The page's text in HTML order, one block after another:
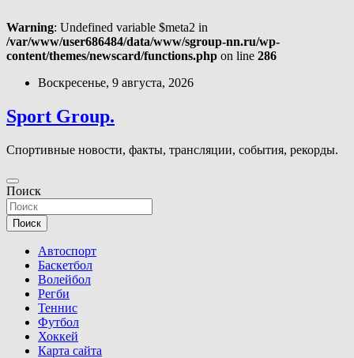
Warning: Undefined variable $meta2 in
/var/www/user686484/data/www/sgroup-nn.ru/wp-
content/themes/newscard/functions.php on line 286
Перейти
содержимому
Воскресенье, 9 августа, 2026
Sport Group.
Спортивные новости, факты, трансляции, события, рекорды.
Поиск
Поиск
Автоспорт
Баскетбол
Волейбол
Регби
Теннис
Футбол
Хоккей
Карта сайта